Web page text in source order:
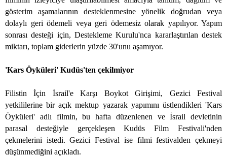
gösterim aşamalarının desteklenmesine yönelik doğrudan veya
dolaylı geri ödemeli veya geri ödemesiz olarak yapılıyor. Yapım
sonrası desteği için, Destekleme Kurulu'nca kararlaştırılan destek
miktarı, toplam giderlerin yüzde 30'unu aşamıyor.
'Kars Öyküleri' Kudüs'ten çekilmiyor
Filistin İçin İsrail'e Karşı Boykot Girişimi, Gezici Festival
yetkililerine bir açık mektup yazarak yapımını üstlendikleri 'Kars
Öyküleri' adlı filmin, bu hafta düzenlenen ve İsrail devletinin
parasal desteğiyle gerçekleşen Kudüs Film Festivali'nden
çekmelerini istedi. Gezici Festival ise filmi festivalden çekmeyi
düşünmediğini açıkladı.